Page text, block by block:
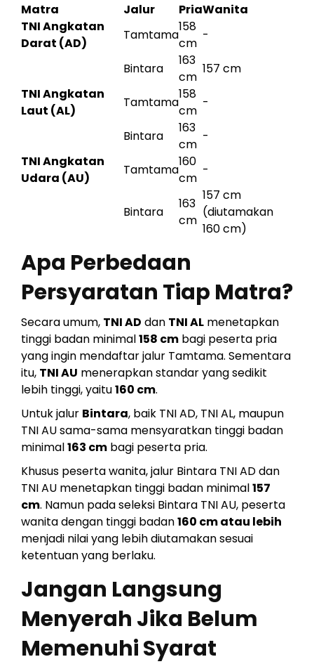
Matra Jalur PriaWanita
TNI Angkatan
Darat (AD)
Tamtama
158
cm
-
Bintara
163
cm
157 cm
TNI Angkatan
Laut (AL)
Tamtama
158
cm
-
Bintara
163
cm
-
TNI Angkatan
Udara (AU)
Tamtama
160
cm
-
Bintara
163
cm
157 cm
(diutamakan
160 cm)
Apa Perbedaan
Persyaratan Tiap Matra?
Secara umum, TNI AD dan TNI AL menetapkan
tinggi badan minimal158 cm bagi peserta pria
yang ingin mendaftar jalur Tamtama. Sementara
itu, TNI AU menerapkan standar yang sedikit
lebih tinggi, yaitu160 cm.
Untuk jalur Bintara, baik TNI AD, TNI AL, maupun
TNI AU sama-sama mensyaratkan tinggi badan
minimal163 cm bagi peserta pria.
Khusus peserta wanita, jalur Bintara TNI AD dan
TNI AU menetapkan tinggi badan minimal157
cm. Namun pada seleksi Bintara TNI AU, peserta
wanita dengan tinggi badan160 cm atau lebih
menjadi nilai yang lebih diutamakan sesuai
ketentuan yang berlaku.
Jangan Langsung
Menyerah Jika Belum
Memenuhi Syarat